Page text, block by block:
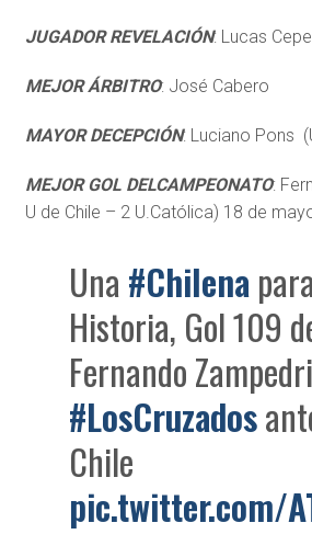
JUGADOR REVELACIÓN: Lucas
MEJOR ÁRBITRO: José Cabero
MAYOR DECEPCIÓN: Luciano Pons
MEJOR GOL DELCAMPEONATO:
U de Chile – 2 U.Católica) 18 de
Una #Chilena
Historia, Gol 109
Fernando
#LosCruzados
Chile
pic.twitter.com/